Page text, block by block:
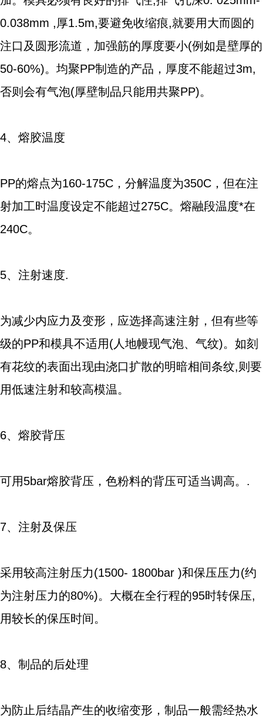
0.038mm ,厚1.5m,要避免收缩痕,就要用大而圆的
注口及圆形流道，加强筋的厚度要小(例如是壁厚的
50-60%)。均聚PP制造的产品，厚度不能超过3m,
否则会有气泡(厚壁制品只能用共聚PP)。
4、熔胶温度
PP的熔点为160-175C，分解温度为350C，但在注
射加工时温度设定不能超过275C。熔融段温度*在
240C。
5、注射速度.
为减少内应力及变形，应选择高速注射，但有些等
级的PP和模具不适用(人地幔现气泡、气纹)。如刻
有花纹的表面出现由浇口扩散的明暗相间条纹,则要
用低速注射和较高模温。
6、熔胶背压
可用5bar熔胶背压，色粉料的背压可适当调高。.
7、注射及保压
采用较高注射压力(1500- 1800bar )和保压压力(约
为注射压力的80%)。大概在全行程的95时转保压,
用较长的保压时间。
8、制品的后处理
为防止后结晶产生的收缩变形，制品一般需经热水